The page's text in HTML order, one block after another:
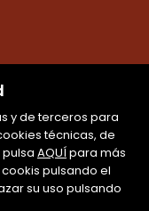
y de terceros para
técnicas, de
AQUÍpara más
pulsando el
su uso pulsando